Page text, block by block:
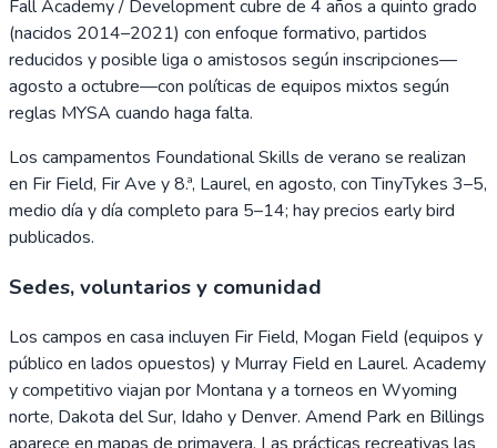
Fall Academy / Development cubre de 4 años a quinto grado
(nacidos 2014–2021) con enfoque formativo, partidos
reducidos y posible liga o amistosos según inscripciones—
agosto a octubre—con políticas de equipos mixtos según
reglas MYSA cuando haga falta.
Los campamentos Foundational Skills de verano se realizan
en Fir Field, Fir Ave y 8.ª, Laurel, en agosto, con TinyTykes 3–5,
medio día y día completo para 5–14; hay precios early bird
publicados.
Sedes, voluntarios y comunidad
Los campos en casa incluyen Fir Field, Mogan Field (equipos y
público en lados opuestos) y Murray Field en Laurel. Academy
y competitivo viajan por Montana y a torneos en Wyoming
norte, Dakota del Sur, Idaho y Denver. Amend Park en Billings
aparece en mapas de primavera. Las prácticas recreativas las